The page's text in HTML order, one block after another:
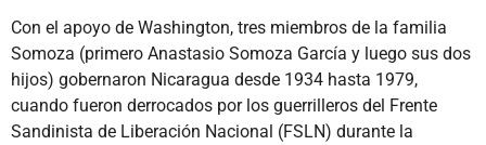
Con el apoyo de Washington, tres miembros de la familia
Somoza (primero Anastasio Somoza García y luego sus dos
hijos) gobernaron Nicaragua desde 1934 hasta 1979,
cuando fueron derrocados por los guerrilleros del Frente
Sandinista de Liberación Nacional (FSLN) durante la